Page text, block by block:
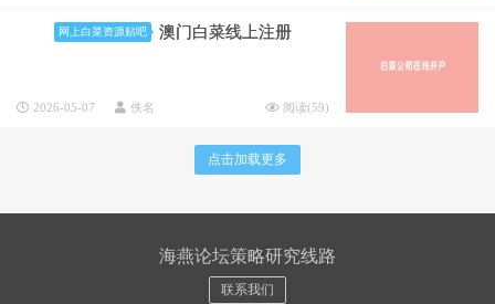
网上白菜资源贴吧 澳门白菜线上注册
2026-05-07 佚名 阅读(59)
点击加载更多
海燕论坛策略研究线路
联系我们